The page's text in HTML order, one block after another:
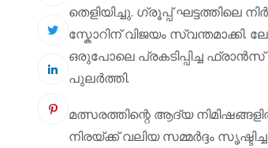
തെളിയിച്ചു. ഗ്രൂപ്പ് ഘട്ടത്തിലെ
സ്കോറിന് വിജയം
ഒരുപോലെ പ്രകടിപ്പിച്ച
പുലർത്തി.
മത്സരത്തിന്റെ ആദ്യ
നിരയ്ക്ക് വലിയ സമ്മർദ്ദം